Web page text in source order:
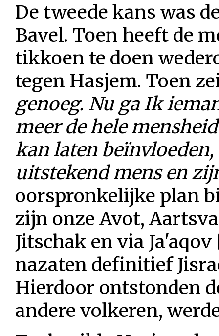
De tweede kans was
Bavel. Toen heeft de
tikkoen te doen
tegen Hasjem. Toen
genoeg. Nu ga Ik
meer de hele
kan laten
uitstekend mens en
oorspronkelijke plan
zijn onze Avot,
Jitschak en via
nazaten definitief
Hierdoor ontstonden
andere volkeren,